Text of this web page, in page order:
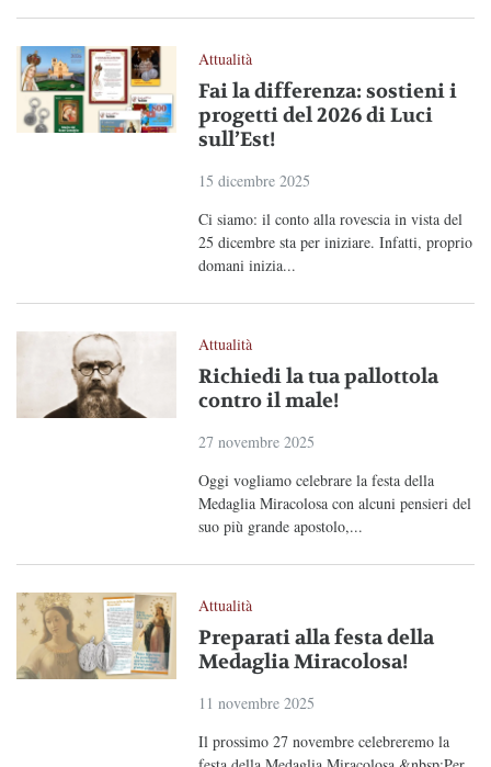
Attualità
Fai la differenza: sostieni i
progetti del 2026 di Luci
sull’Est!
15 dicembre 2025
Ci siamo: il conto alla rovescia in vista del
25 dicembre sta per iniziare. Infatti, proprio
domani inizia...
Attualità
Richiedi la tua pallottola
contro il male!
27 novembre 2025
Oggi vogliamo celebrare la festa della
Medaglia Miracolosa con alcuni pensieri del
suo più grande apostolo,...
Attualità
Preparati alla festa della
Medaglia Miracolosa!
11 novembre 2025
Il prossimo 27 novembre celebreremo la